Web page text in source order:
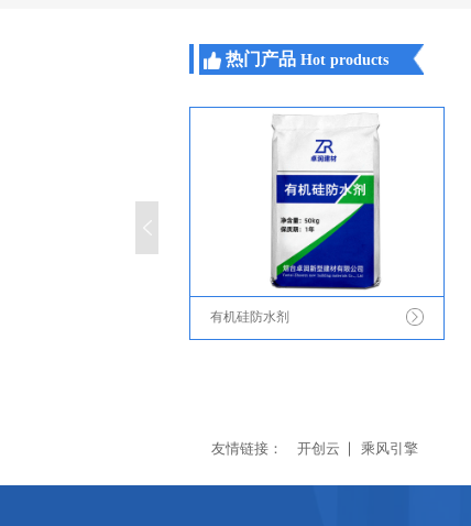
热门产品 Hot products
有机硅防水剂
友情链接： 开创云 乘风引擎